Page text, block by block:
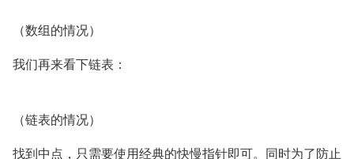
（数组的情况）
我们再来看下链表：
（链表的情况）
找到中点，只需要使用经典的快慢指针即可。同时为了防止